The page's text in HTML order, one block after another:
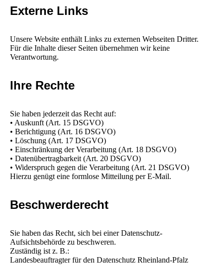
Externe Links
Unsere Website enthält Links zu externen Webseiten Dritter.
Für die Inhalte dieser Seiten übernehmen wir keine
Verantwortung.
Ihre Rechte
Sie haben jederzeit das Recht auf:
• Auskunft (Art. 15 DSGVO)
• Berichtigung (Art. 16 DSGVO)
• Löschung (Art. 17 DSGVO)
• Einschränkung der Verarbeitung (Art. 18 DSGVO)
• Datenübertragbarkeit (Art. 20 DSGVO)
• Widerspruch gegen die Verarbeitung (Art. 21 DSGVO)
Hierzu genügt eine formlose Mitteilung per E-Mail.
Beschwerderecht
Sie haben das Recht, sich bei einer Datenschutz-
Aufsichtsbehörde zu beschweren.
Zuständig ist z. B.:
Landesbeauftragter für den Datenschutz Rheinland-Pfalz